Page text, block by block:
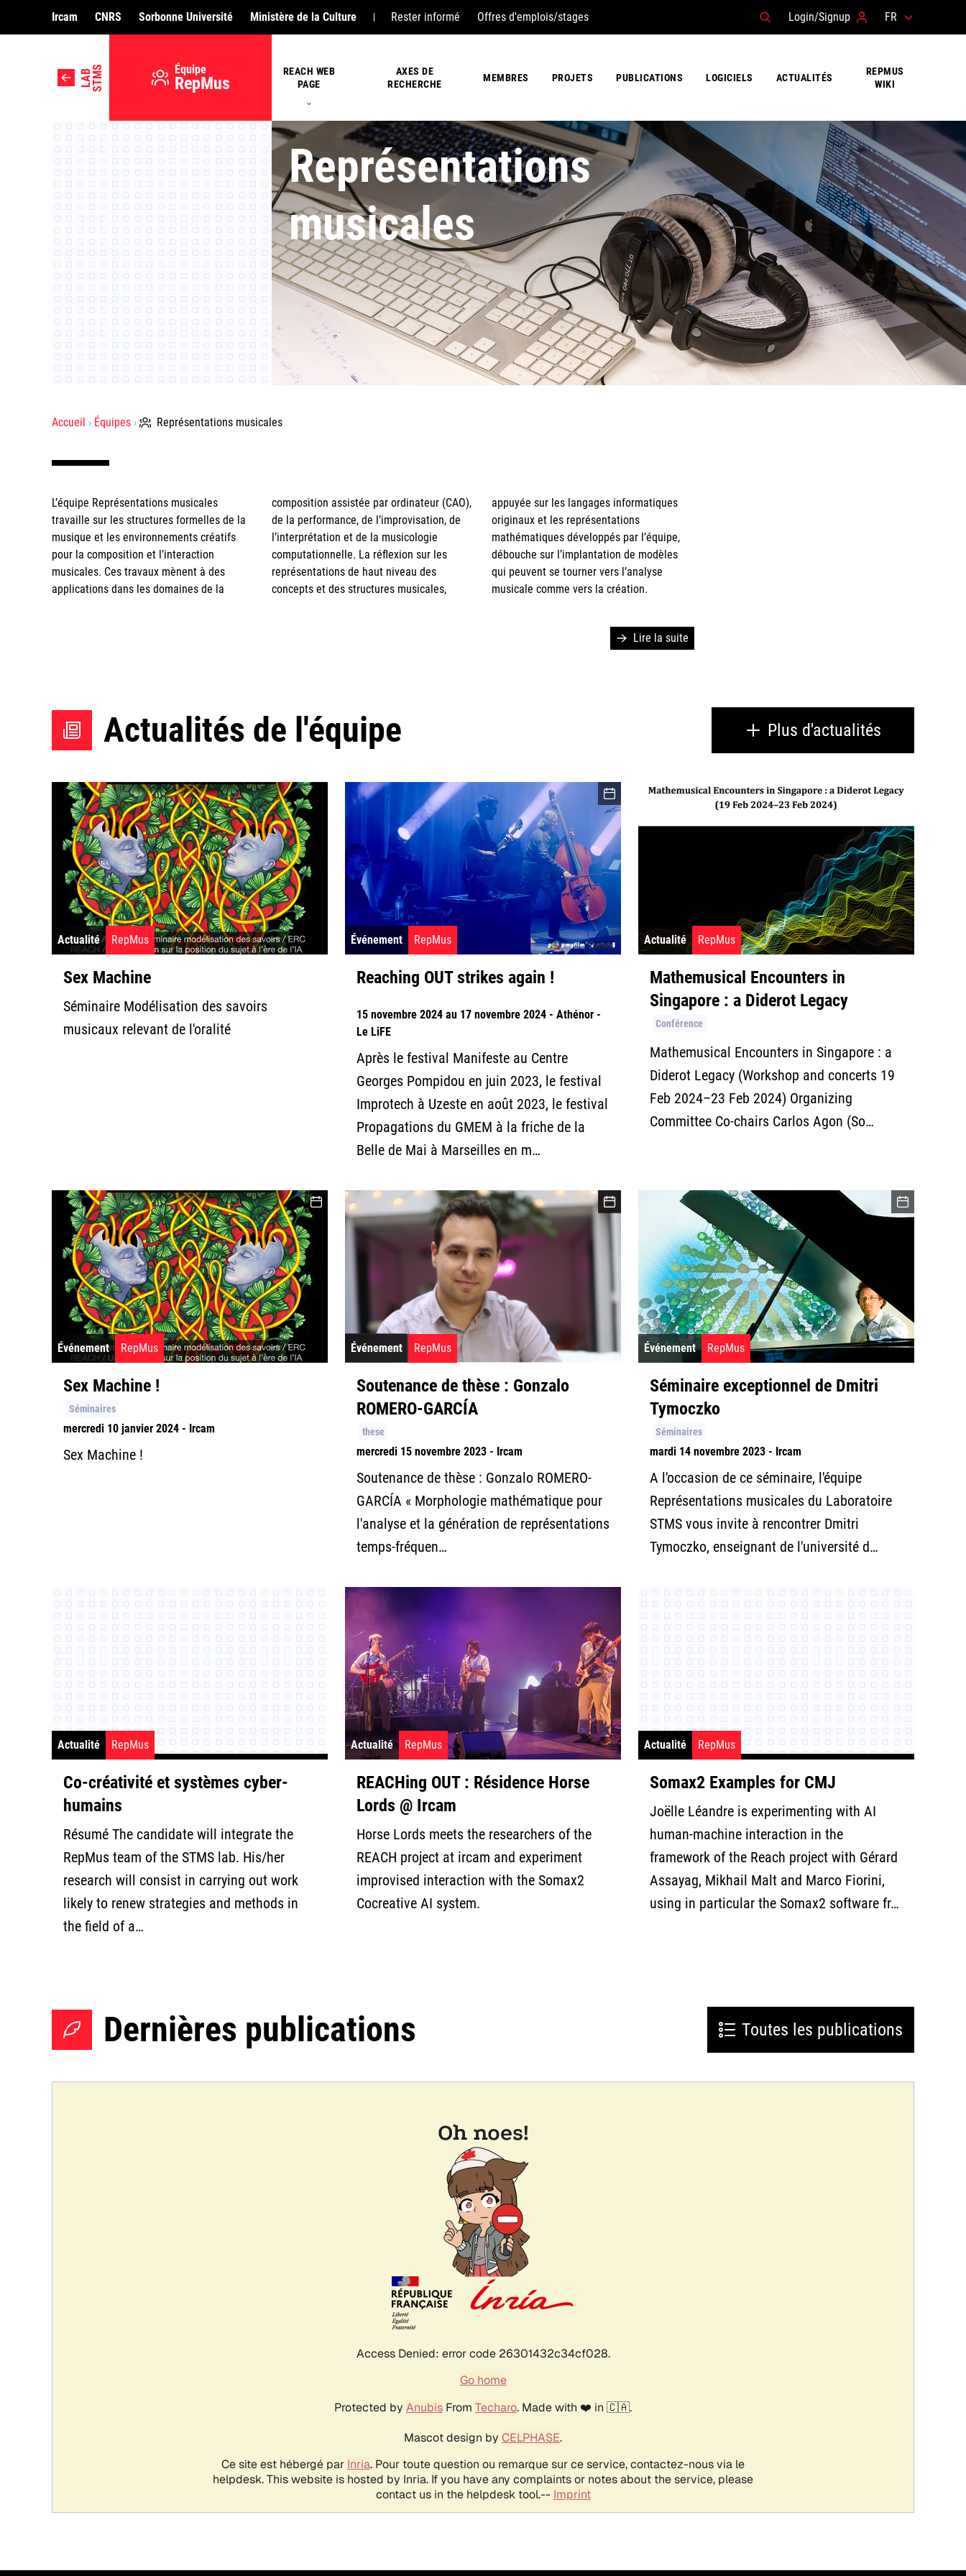
LABSTMS Équipe
RepMus
Ircam CNRS Sorbonne Université Ministère de la Culture Rester informé Offres d'emplois/stages Login/Signup FR
REACH WEB
PAGE
AXES DE
RECHERCHE
MEMBRES PROJETS PUBLICATIONS LOGICIELS ACTUALITÉS
REPMUS
WIKI
Représentations
musicales
Accueil Équipes Représentations musicales
L’équipe Représentations musicales
travaille sur les structures formelles de la
musique et les environnements créatifs
pour la composition et l’interaction
musicales. Ces travaux mènent à des
applications dans les domaines de la
composition assistée par ordinateur (CAO),
de la performance, de l’improvisation, de
l’interprétation et de la musicologie
computationnelle. La réflexion sur les
représentations de haut niveau des
concepts et des structures musicales,
appuyée sur les langages informatiques
originaux et les représentations
mathématiques développés par l’équipe,
débouche sur l’implantation de modèles
qui peuvent se tourner vers l’analyse
musicale comme vers la création.
Lire la suite
Actualités de l'équipe Plus d'actualités
Actualité RepMus
Sex Machine
Séminaire Modélisation des savoirs
musicaux relevant de l'oralité
Événement RepMus
Reaching OUT strikes again !
15 novembre 2024 au 17 novembre 2024 - Athénor -
Le LiFE
Après le festival Manifeste au Centre
Georges Pompidou en juin 2023, le festival
Improtech à Uzeste en août 2023, le festival
Propagations du GMEM à la friche de la
Belle de Mai à Marseilles en m…
Actualité RepMus
Mathemusical Encounters in
Singapore : a Diderot Legacy
Conférence
Mathemusical Encounters in Singapore : a
Diderot Legacy (Workshop and concerts 19
Feb 2024–23 Feb 2024) Organizing
Committee Co-chairs Carlos Agon (So…
Événement RepMus
Sex Machine !
Séminaires
mercredi 10 janvier 2024 - Ircam
Sex Machine !
Événement RepMus
Soutenance de thèse : Gonzalo
ROMERO-GARCÍA
these
mercredi 15 novembre 2023 - Ircam
Soutenance de thèse : Gonzalo ROMERO-
GARCÍA « Morphologie mathématique pour
l'analyse et la génération de représentations
temps-fréquen…
Événement RepMus
Séminaire exceptionnel de Dmitri
Tymoczko
Séminaires
mardi 14 novembre 2023 - Ircam
A l'occasion de ce séminaire, l'équipe
Représentations musicales du Laboratoire
STMS vous invite à rencontrer Dmitri
Tymoczko, enseignant de l'université d…
Actualité RepMus
Co-créativité et systèmes cyber-
humains
Résumé The candidate will integrate the
RepMus team of the STMS lab. His/her
research will consist in carrying out work
likely to renew strategies and methods in
the field of a…
Actualité RepMus
REACHing OUT : Résidence Horse
Lords @ Ircam
Horse Lords meets the researchers of the
REACH project at ircam and experiment
improvised interaction with the Somax2
Cocreative AI system.
Actualité RepMus
Somax2 Examples for CMJ
Joëlle Léandre is experimenting with AI
human-machine interaction in the
framework of the Reach project with Gérard
Assayag, Mikhail Malt and Marco Fiorini,
using in particular the Somax2 software fr…
Dernières publications Toutes les publications